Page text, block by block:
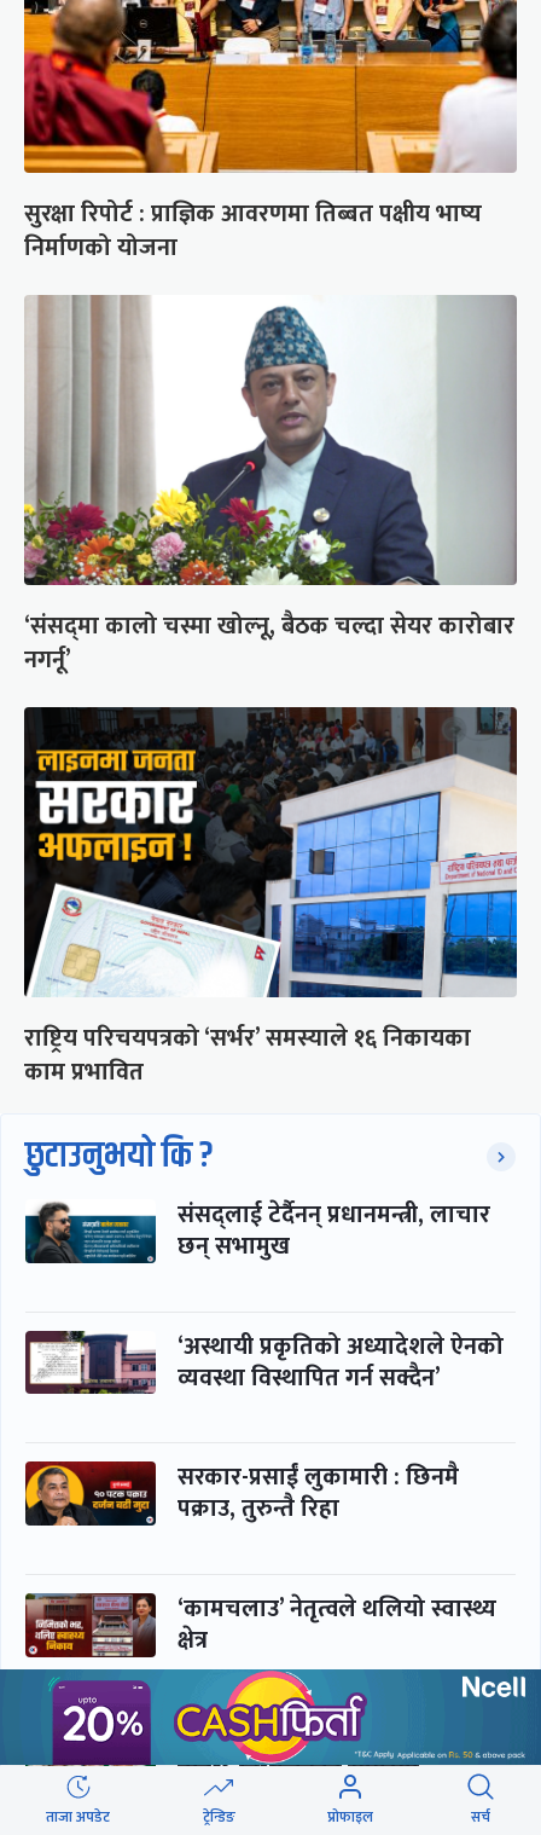
सुरक्षा रिपोर्ट : प्राज्ञिक आवरणमा तिब्बत पक्षीय भाष्य
निर्माणको योजना
‘संसद्‍मा कालो चस्मा खोल्नू, बैठक चल्दा सेयर कारोबार
नगर्नू’
राष्ट्रिय परिचयपत्रको ‘सर्भर’ समस्याले १६ निकायका
काम प्रभावित
छुटाउनुभयो कि ?
संसद्लाई टेर्दैनन् प्रधानमन्त्री, लाचार
छन् सभामुख
‘अस्थायी प्रकृतिको अध्यादेशले ऐनको
व्यवस्था विस्थापित गर्न सक्दैन’
सरकार-प्रसाईं लुकामारी : छिनमै
पक्राउ, तुरुन्तै रिहा
‘कामचलाउ’ नेतृत्वले थलियो स्वास्थ्य
क्षेत्र
पूर्णबहादुर-शेखर : पार्टी सभापति
ताक्थे, विभाजनको संघारमा
शशांकलाई अघि सारे
ताजा अपडेट ट्रेन्डिङ प्रोफाइल सर्च